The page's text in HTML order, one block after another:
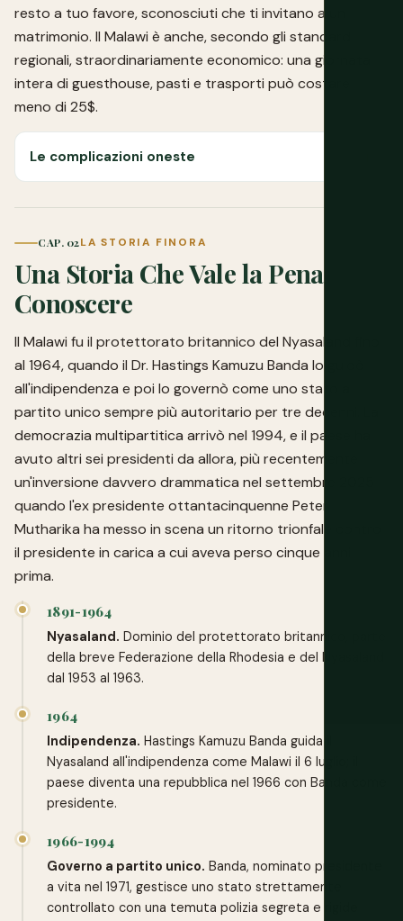
resto a tuo favore, sconosciuti che ti invitano a un
matrimonio. Il Malawi è anche, secondo gli standard
regionali, straordinariamente economico: una giornata
intera di guesthouse, pasti e trasporti può costare
meno di 25$.
Le complicazioni oneste
CAP. 02LA STORIA FINORA
Una Storia Che Vale la Pena
Conoscere
Il Malawi fu il protettorato britannico del Nyasaland fino
al 1964, quando il Dr. Hastings Kamuzu Banda lo guidò
all'indipendenza e poi lo governò come uno stato a
partito unico sempre più autoritario per tre decenni. La
democrazia multipartitica arrivò nel 1994, e il paese ha
avuto altri sei presidenti da allora, più recentemente
un'inversione davvero drammatica nel settembre 2025
quando l'ex presidente ottantacinquenne Peter
Mutharika ha messo in scena un ritorno trionfale contro
il presidente in carica a cui aveva perso cinque anni
prima.
1891-1964
Nyasaland. Dominio del protettorato britannico, parte
della breve Federazione della Rhodesia e del Nyasaland
dal 1953 al 1963.
1964
Indipendenza. Hastings Kamuzu Banda guida il
Nyasaland all'indipendenza come Malawi il 6 luglio; il
paese diventa una repubblica nel 1966 con Banda come
presidente.
1966-1994
Governo a partito unico. Banda, nominato presidente
a vita nel 1971, gestisce uno stato strettamente
controllato con una temuta polizia segreta e rigide